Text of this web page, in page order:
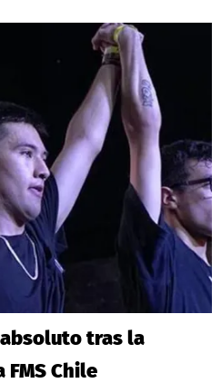
tras la
Chile